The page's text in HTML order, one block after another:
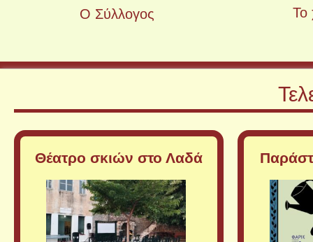
Ο Σύλλογος Το
Θέατρο σκιών στο Λαδά